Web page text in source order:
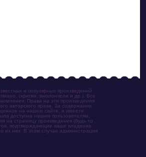
и популярных произведений
скрипки, виолончели и др.). Все
Права на эти произведения
авторского права. За содержание
на нашем сайте, и имеете
доступна нашим пользователям,
на страницу произведения (будь то
подтверждающие ваше владение
из них. В этом случае администрация